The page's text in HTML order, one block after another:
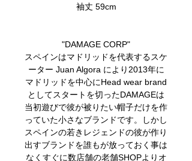
袖丈 59cm
"DAMAGE CORP"
スペインはマドリッドを代表するスケ
ーター Juan Algora により2013年に
マドリッドを中心にHead wear brand
としてスタートを切ったDAMAGEは
当初遊びで彼が被りたい帽子だけを作
っていた小さなブランドです。しかし
スペインの若きレジェンドの彼が作り
出すブランドを誰もが放っておく事は
なくすぐに数店舗の老舗SHOPよりオ